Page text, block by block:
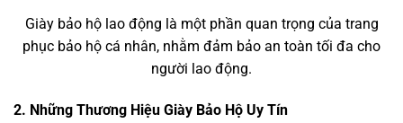
Giày bảo hộ lao động là một phần quan trọng của trang
phục bảo hộ cá nhân, nhằm đảm bảo an toàn tối đa cho
người lao động.
2. Những Thương Hiệu Giày Bảo Hộ Uy Tín